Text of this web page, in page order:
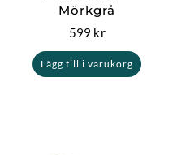
Mörkgrå
599 kr
Lägg till i varukorg